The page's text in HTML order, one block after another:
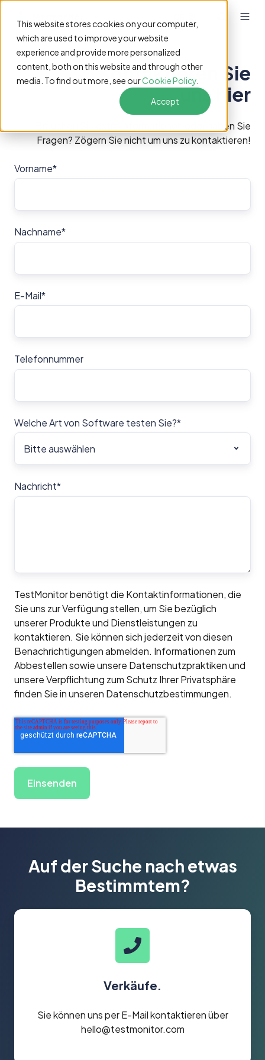
This website stores cookies on your computer,
which are used to improve your website
experience and provide more personalized
content, both on this website and through other
media. To find out more, see ourCookie Policy
Accept
Kontaktieren Sie
uns hier
Brauchen Sie extra Informationen oder haben Sie
Fragen? Zögern Sie nicht um uns zu kontaktieren!
Vorname*
Nachname*
E-Mail*
Telefonnummer
Welche Art von Software testen Sie?*
Nachricht*
TestMonitor benötigt die Kontaktinformationen, die
Sie uns zur Verfügung stellen, um Sie bezüglich
unserer Produkte und Dienstleistungen zu
kontaktieren. Sie können sich jederzeit von diesen
Benachrichtigungen abmelden. Informationen zum
Abbestellen sowie unsere Datenschutzpraktiken und
unsere Verpflichtung zum Schutz Ihrer Privatsphäre
finden Sie in unseren Datenschutzbestimmungen.
Auf der Suche nach etwas
Bestimmtem?
Verkäufe.
Sie können uns per E-Mail kontaktieren über
hello@testmonitor.com